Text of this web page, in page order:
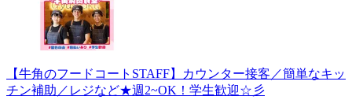
【牛角のフードコートSTAFF】カウンター接客／簡単なキッ
チン補助／レジなど★週2~OK！学生歓迎☆彡